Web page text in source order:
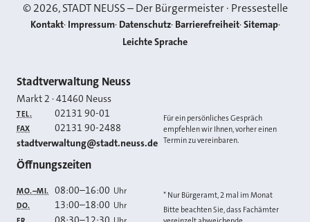
©2026, STADT NEUSS – Der Bürgermeister · Pressestelle
Kontakt Impressum Datenschutz Barrierefreiheit Sitemap
Leichte Sprache
Kontakt
Stadtverwaltung Neuss
Markt 2 ·41460 Neuss
TEL. 02131 90-01
FAX 02131 90-2488
E-MAIL
stadtverwaltung@stadt.neuss.de
Für ein persönliches Gespräch
empfehlen wir Ihnen, vorher einen
Termin zu vereinbaren.
Öffnungszeiten
MO.–MI. 08:00–16:00 Uhr
DO. 13:00–18:00 Uhr
* Nur Bürgeramt, 2 mal im Monat
Bitte beachten Sie, dass Fachämter